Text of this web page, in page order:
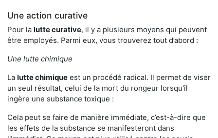
Une action curative
Pour la lutte curative, il y a plusieurs moyens qui peuvent
être employés. Parmi eux, vous trouverez tout d’abord :
Une lutte chimique
La lutte chimique est un procédé radical. Il permet de viser
un seul résultat, celui de la mort du rongeur lorsqu'il
ingère une substance toxique :
Cela peut se faire de manière immédiate, c’est-à-dire que
les effets de la substance se manifesteront dans